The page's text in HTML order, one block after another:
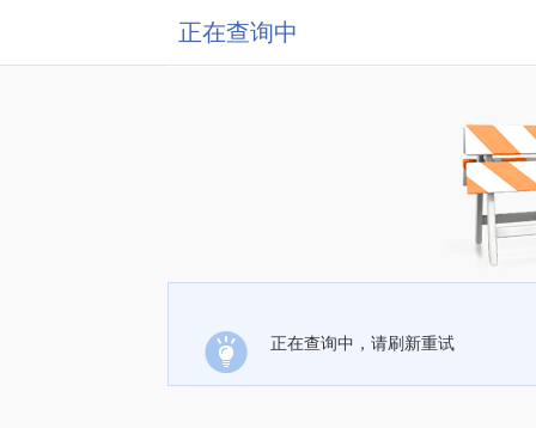
正在查询中
正在查询中，请刷新重试